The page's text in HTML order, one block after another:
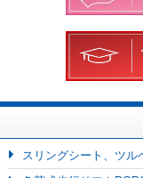
スリングシート、ツル